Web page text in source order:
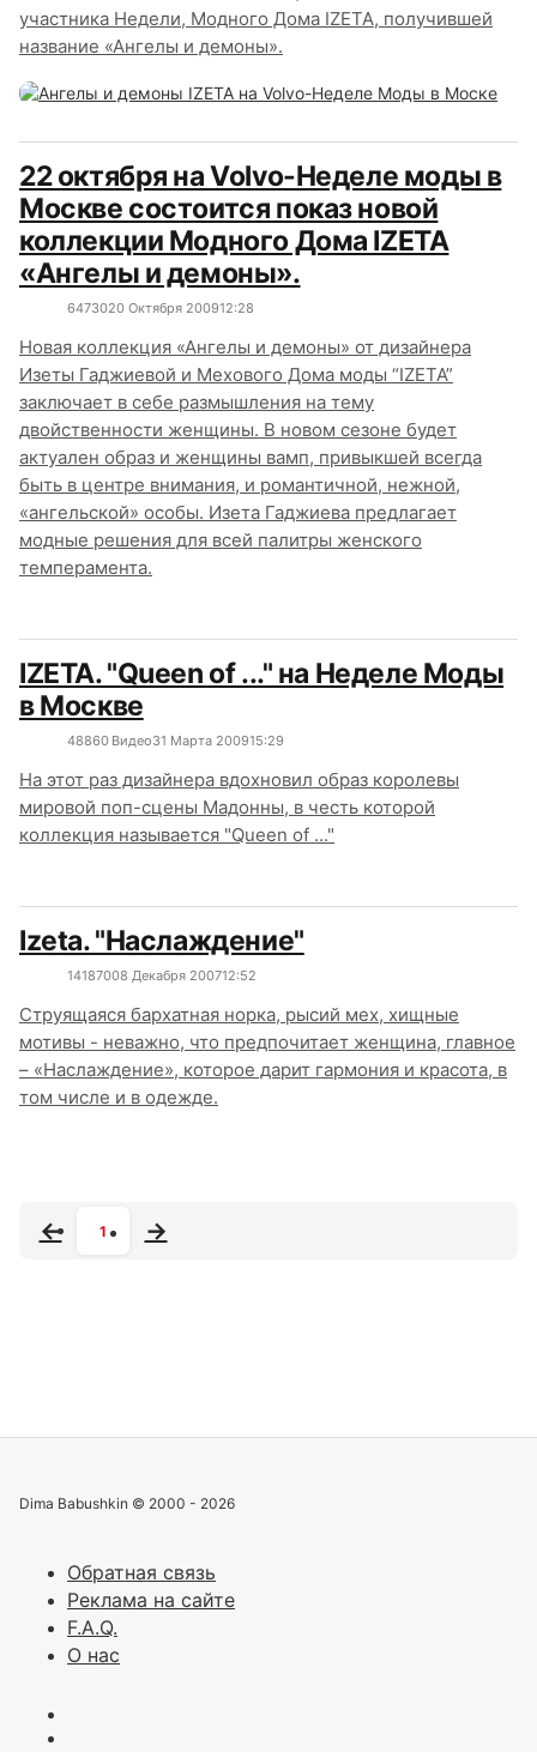
участника Недели, Модного Дома IZETA, получившей
название «Ангелы и демоны».
22 октября на Volvo-Неделе моды в
Москве состоится показ новой
коллекции Модного Дома IZETA
«Ангелы и демоны».
6473020 Октября 200912:28
Новая коллекция «Ангелы и демоны» от дизайнера
Изеты Гаджиевой и Мехового Дома моды “IZETA”
заключает в себе размышления на тему
двойственности женщины. В новом сезоне будет
актуален образ и женщины вамп, привыкшей всегда
быть в центре внимания, и романтичной, нежной,
«ангельской» особы. Изета Гаджиева предлагает
модные решения для всей палитры женского
темперамента.
IZETA. "Queen of ..." на Неделе Моды
в Москве
48860 Видео31 Марта 200915:29
На этот раз дизайнера вдохновил образ королевы
мировой поп-сцены Мадонны, в честь которой
коллекция называется "Queen of ..."
Izeta. "Наслаждение"
14187008 Декабря 200712:52
Струящаяся бархатная норка, рысий мех, хищные
мотивы - неважно, что предпочитает женщина, главное
– «Наслаждение», которое дарит гармония и красота, в
том числе и в одежде.
1
Dima Babushkin © 2000 - 2026
Обратная связь
Реклама на сайте
F.A.Q.
О нас